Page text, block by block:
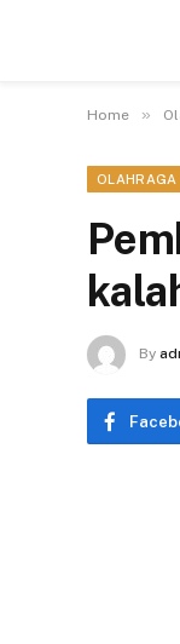
Home »
OLAHRAGA
By